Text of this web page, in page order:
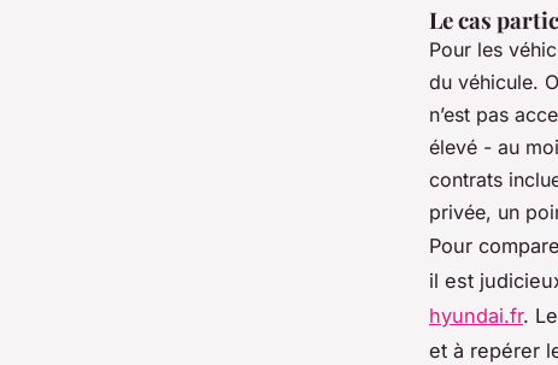
Le cas
Pour les
du véhicule.
n’est pas
élevé - au
contrats
privée, un
Pour
il est
hyundai.fr.
et à repérer